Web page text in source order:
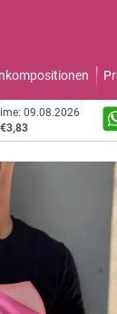
09.08.2026
€3,83